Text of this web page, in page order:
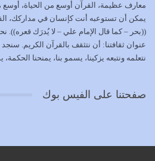
بعض صفات المتقين {الصَّابِرِينَ
وَالْمُنْفِقِينَ…
يوليو 17, 2026
الاعتصام بحبل الله أمر إلهي
يوليو 16, 2026
معارف عظيمة، القرآن أوسع من الحياة،
يمكن أن تستوعبه أنت كإنسان في مداركك،
((بحر – كما قال الإمام علي – لا يُدرَك قعره)).
عنوان ثقافتنا: أن نتثقف بالقرآن الكريم.
نتعلمه ونتبعه يزكينا، يسمو بنا، يمنحنا
بمستوى أن نثقف الآخرين بالقرآن الكريم، وأن
صفحتنا على الفيس بوك